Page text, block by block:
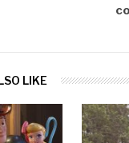
LIKE